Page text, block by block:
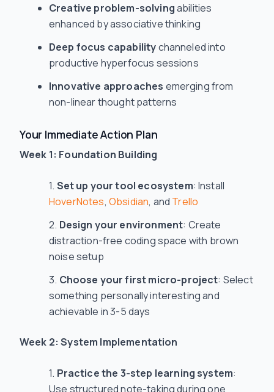
Creative problem-solvingabilities
enhanced by associative thinking
Deep focus capabilitychanneled into
productive hyperfocus sessions
Innovative approaches emerging from
non-linear thought patterns
Your Immediate Action Plan
Week 1: Foundation Building
Set up your tool ecosystem: Install
HoverNotes, Obsidian, and Trello
Design your environment: Create
distraction-free coding space with brown
noise setup
Choose your first micro-project: Select
something personally interesting and
achievable in 3-5 days
Week 2: System Implementation
Practice the 3-step learning system:
Use structured note-taking during one